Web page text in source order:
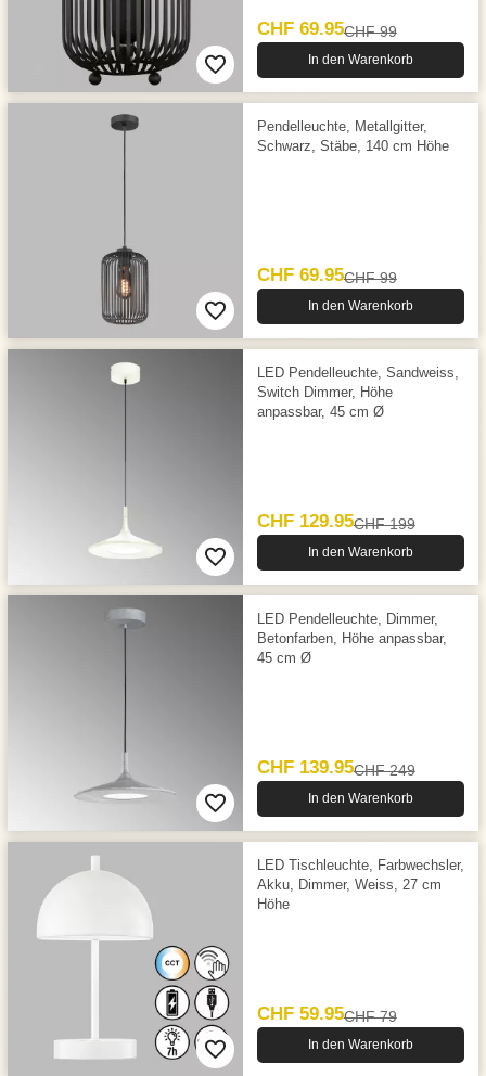
CHF 69.95CHF 99
In den Warenkorb
Pendelleuchte, Metallgitter,
Schwarz, Stäbe, 140 cm Höhe
CHF 69.95CHF 99
In den Warenkorb
LED Pendelleuchte, Sandweiss,
Switch Dimmer, Höhe
anpassbar, 45 cm Ø
CHF 129.95CHF 199
In den Warenkorb
LED Pendelleuchte, Dimmer,
Betonfarben, Höhe anpassbar,
45 cm Ø
CHF 139.95CHF 249
In den Warenkorb
LED Tischleuchte, Farbwechsler,
Akku, Dimmer, Weiss, 27 cm
Höhe
CHF 59.95CHF 79
In den Warenkorb